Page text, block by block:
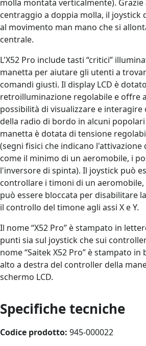
molla montata verticalmente). Grazie
centraggio a doppia molla, il joystick
al movimento man mano che si
centrale.
L'X52 Pro include tasti “critici”
manetta per aiutare gli utenti a
comandi giusti. Il display LCD è
retroilluminazione regolabile e offre
possibilità di visualizzare e
della radio di bordo in alcuni
manetta è dotata di tensione
(segni fisici che indicano
come il minimo di un aeromobile, i
l'inversore di spinta). Il joystick può
controllare i timoni di un
può essere bloccata per disabilitare
il controllo del timone agli assi X e Y.
Il nome “X52 Pro” è stampato in
punti sia sul joystick che sui
nome “Saitek X52 Pro” è stampato
alto a destra del controller della
schermo LCD.
Specifiche tecniche
Codice prodotto: 945-000022